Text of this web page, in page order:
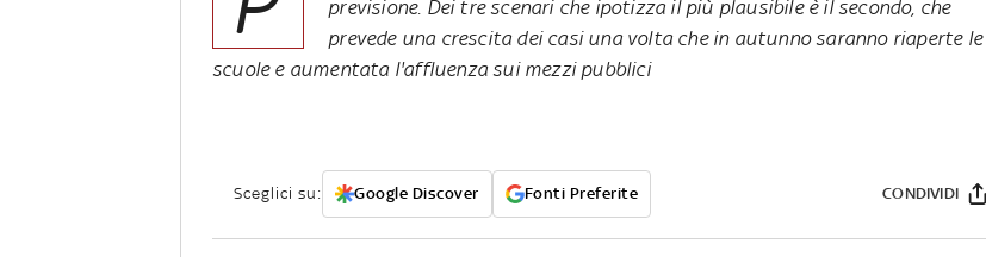
previsione. Dei tre scenari che ipotizza il più plausibile è il secondo, che
prevede una crescita dei casi una volta che in autunno saranno riaperte le
scuole e aumentata l'affluenza sui mezzi pubblici
Sceglici su: Google Discover Fonti Preferite CONDIVIDI